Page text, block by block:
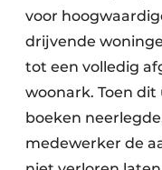
voor
drijvende
tot een volledig
woonark. Toen dit
boeken
medewerker de